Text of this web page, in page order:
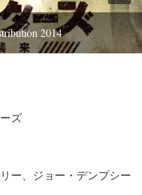
2014
ズ
ー、ジョー・デンプシー